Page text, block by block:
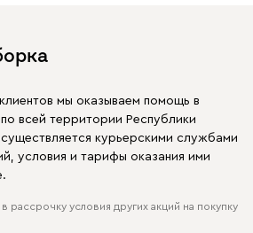
мы оказываем помощь в
всей территории Республики
курьерскими службами
условия и тарифы оказания ими
рассрочку условия других акций на покупку